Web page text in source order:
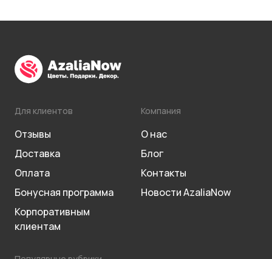
Для клиентов
Отзывы
Доставка
Оплата
Бонусная программа
Корпоративным
клиентам
Компания
О нас
Блог
Контакты
Новости AzaliaNow